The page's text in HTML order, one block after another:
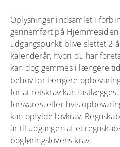
Oplysninger indsamlet i
gennemført på
udgangspunkt blive slettet 2
kalenderår, hvori du har
kan dog gemmes i længere
behov for længere
for at retskrav kan
forsvares, eller hvis
kan opfylde lovkrav.
år til udgangen af et
bogføringslovens krav.